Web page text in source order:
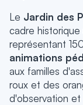
Le Jardin des
cadre
représentant
animations
aux familles
roux et des
d'observation et